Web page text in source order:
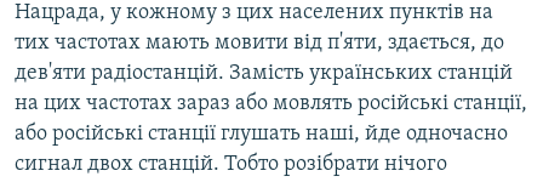
Нацрада, у кожному з цих населених пунктів на
тих частотах мають мовити від п'яти, здається, до
дев'яти радіостанцій. Замість українських станцій
на цих частотах зараз або мовлять російські станції,
або російські станції глушать наші, йде одночасно
сигнал двох станцій. Тобто розібрати нічого